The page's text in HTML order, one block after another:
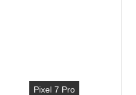
Pixel 7 Pro